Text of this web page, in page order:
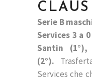
CLAUS
Serie B
Services 3 a
Santin (1°),
(2°).
Services che